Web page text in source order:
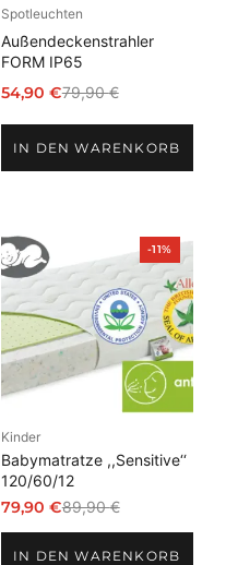
Spotleuchten
Außendeckenstrahler
FORM IP65
79,90€
Ursprünglicher
Preis
war:
79,90 €
54,90 €
Aktueller
Preis
ist:
54,90 €.
IN DEN WARENKORB
-11%Produkt
im
Angebot
Kinder
Babymatratze ,,Sensitive‘‘
120/60/12
89,90€
Ursprünglicher
79,90 €
Aktueller
IN DEN WARENKORB